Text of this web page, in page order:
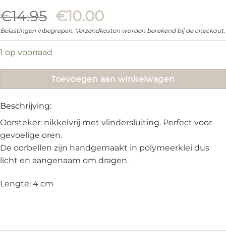
€14.95 Oorspronkelijke
prijs
was:
€10.00Huidige
prijs
is:
Belastingen inbegrepen. Verzendkosten worden berekend bij de checkout.
1 op voorraad
Toevoegen aan winkelwagen
Beschrijving:
Oorsteker: nikkelvrij met vlindersluiting. Perfect voor
gevoelige oren.
De oorbellen zijn handgemaakt in polymeerklei dus
licht en aangenaam om dragen.
Lengte: 4 cm